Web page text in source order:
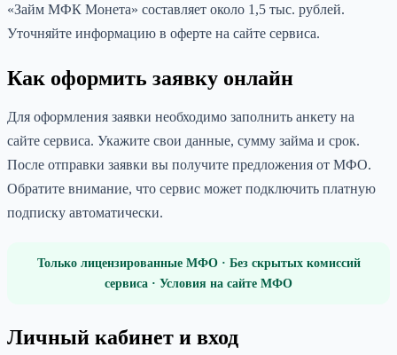
«Займ МФК Монета» составляет около 1,5 тыс. рублей.
Уточняйте информацию в оферте на сайте сервиса.
Как оформить заявку онлайн
Для оформления заявки необходимо заполнить анкету на
сайте сервиса. Укажите свои данные, сумму займа и срок.
После отправки заявки вы получите предложения от МФО.
Обратите внимание, что сервис может подключить платную
подписку автоматически.
Только лицензированные МФО · Без скрытых комиссий
сервиса · Условия на сайте МФО
Личный кабинет и вход